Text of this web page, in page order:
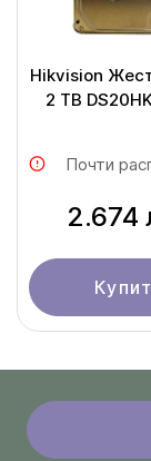
Hikvision
2 TB
Почти
2.674